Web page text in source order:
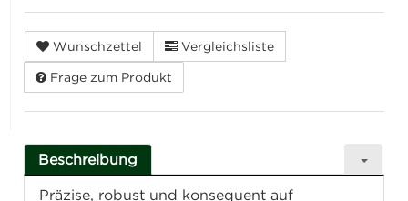
Wunschzettel Vergleichsliste
Frage zum Produkt
Beschreibung
Präzise, robust und konsequent auf